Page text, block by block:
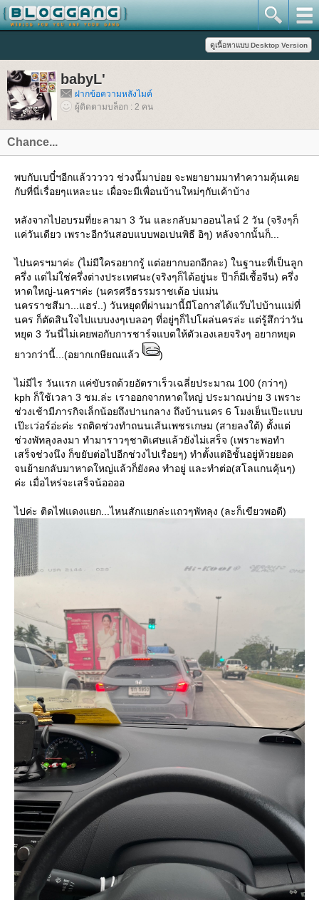
babyL'
ฝากข้อความหลังไมค์
ผู้ติดตามบล็อก : 2 คน
Chance...
พบกับเบบี๋ฯอีกแล้ววววว ช่วงนี้มาบ่อย จะพยายามมาทำความคุ้นเค
กับที่นี่เรื่อยๆแหละนะ เผื่อจะมีเพื่อนบ้านใหม่ๆกับเค้าบ้าง
หลังจากไปอบรมที่ยะลามา 3 วัน และกลับมาออนไลน์ 2 วัน (จริงๆก็
ค่วันเดียว เพราะอีกวันสอบแบบพอเปนพิธี อิๆ) หลังจากนั้นก็...
ไปนครฯมาค่ะ (ไม่มีใครอยากรู้ แต่อยากบอกอีกละ) ในฐานะที่เป็นลูก
ครึ่ง แต่ไม่ใช่ครึ่งต่างประเทศนะ(จริงๆก็ได้อยู่นะ ป๊าก็มีเชื้อจีน) ครึ่ง
หาดใหญ่-นครฯค่ะ (นครศรีธรรมราชเด้อ บ่แม่น
นครราชสีมา...แฮร่..) วันหยุดที่ผ่านมานี้มีโอกาสได้แว๊บไปบ้านแม่ที่
นคร ก็ตัดสินใจไปแบบงงๆเบลอๆ ที่อยู่ๆก็ไปโผล่นครล่ะ แต่รู้สึกว่าวัน
หยุด 3 วันนี่ไม่เคยพอกับการชาร์จแบตให้ตัวเองเลยจริงๆ อยากหยุด
าวกว่านี้...(อยากเกษียณแล้ว
)
ไม่มีไร วันแรก แค่ขับรถด้วยอัตราเร็วเฉลี่ยประมาณ 100 (กว่าๆ)
kph ก็ใช้เวลา 3 ชม.ล่ะ เราออกจากหาดใหญ่ ประมาณบ่าย 3 เพราะ
ช่วงเช้ามีภารกิจเล็กน้อยถึงปานกลาง ถึงบ้านนคร 6 โมงเย็นเป๊ะแบบ
เป๊ะเว่อร์อ่ะค่ะ รถติดช่วงทำถนนเส้นเพชรเกษม (สายลงใต้) ตั้งแต่
ช่วงพัทลุงลงมา ทำมาราวๆชาติเศษแล้วยังไม่เสร็จ (เพราะพอทำ
เสร็จช่วงนึง ก็ขยับต่อไปอีกช่วงไปเรื่อยๆ) ทำตั้งแต่อิชั้นอยู่ห้วยยอด
จนย้ายกลับมาหาดใหญ่แล้วก็ยังคง ทำอยู่ และทำต่อ(สโลแกนคุ้นๆ)
ค่ะ เมื่อไหร่จะเสร็จน้ออออ
ไปค่ะ ติดไฟแดงแยก...ไหนสักแยกล่ะแถวๆพัทลุง (ละก็เขียวพอดี)